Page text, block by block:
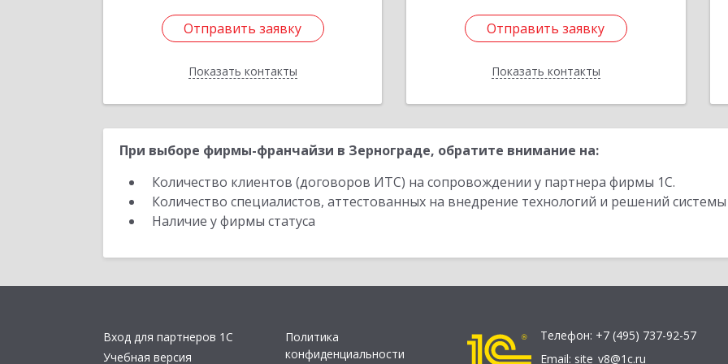
Отправить заявку
Показать контакты
Отправить заявку
Назад
Отправить заявку
Показать контакты
Отправить заявку
Назад
При выборе фирмы-франчайзи в Зернограде, обратите внимание на:
Количество клиентов (договоров ИТС) на сопровождении у партнера фирмы 1С.
Количество специалистов, аттестованных на внедрение технологий и решений
Наличие у фирмы статуса
Вход для партнеров 1С
Учебная версия
Политика
конфиденциальности
Телефон: +7 (495) 737-92-57
Email: site_v8@1c.ru